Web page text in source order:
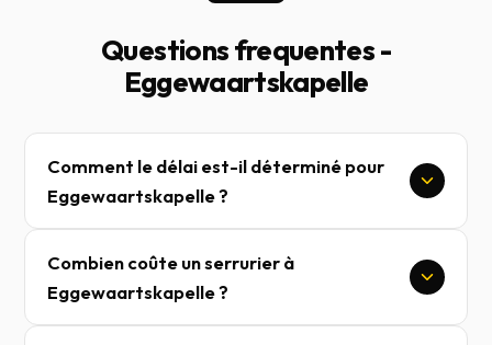
Questions frequentes -
Eggewaartskapelle
Comment le délai est-il déterminé pour
Eggewaartskapelle ?
Combien coûte un serrurier à
Eggewaartskapelle ?